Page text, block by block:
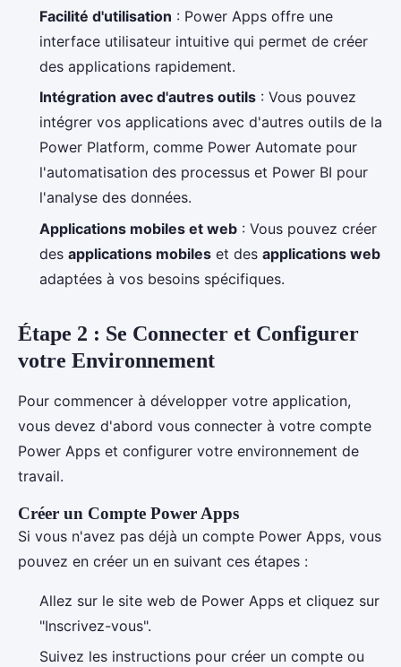
Facilité d'utilisation : Power Apps offre une
interface utilisateur intuitive qui permet de créer
des applications rapidement.
Intégration avec d'autres outils : Vous pouvez
intégrer vos applications avec d'autres outils de la
Power Platform, comme Power Automate pour
l'automatisation des processus et Power BI pour
l'analyse des données.
Applications mobiles et web : Vous pouvez créer
des applications mobiles et des applications web
adaptées à vos besoins spécifiques.
Étape 2 : Se Connecter et Configurer
votre Environnement
Pour commencer à développer votre application,
vous devez d'abord vous connecter à votre compte
Power Apps et configurer votre environnement de
travail.
Créer un Compte Power Apps
Si vous n'avez pas déjà un compte Power Apps, vous
pouvez en créer un en suivant ces étapes :
Allez sur le site web de Power Apps et cliquez sur
"Inscrivez-vous".
Suivez les instructions pour créer un compte ou